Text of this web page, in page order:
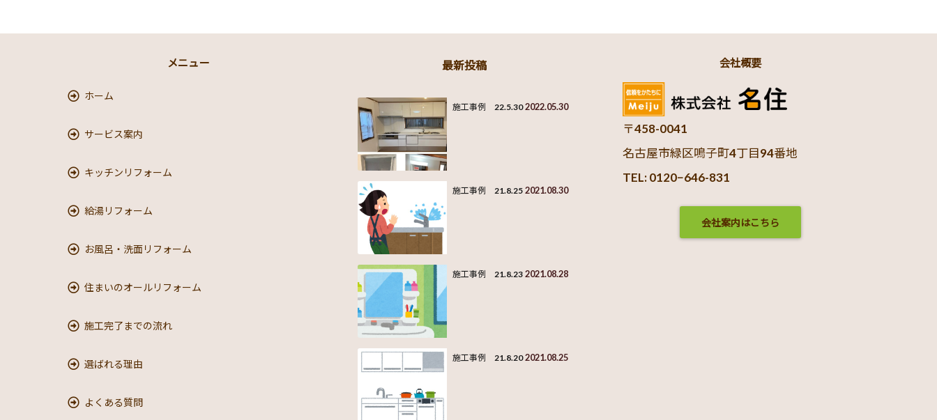
メニュー
ホーム
サービス案内
キッチンリフォーム
給湯リフォーム
お風呂・洗面リフォーム
住まいのオールリフォーム
施工完了までの流れ
選ばれる理由
よくある質問
最新投稿
施工事例 22.5.30 2022.05.30
施工事例 21.8.25 2021.08.30
施工事例 21.8.23 2021.08.28
施工事例 21.8.20 2021.08.25
会社概要
〒458-0041
名古屋市緑区鳴子町4丁目94番地
TEL: 0120−646-831
会社案内はこちら